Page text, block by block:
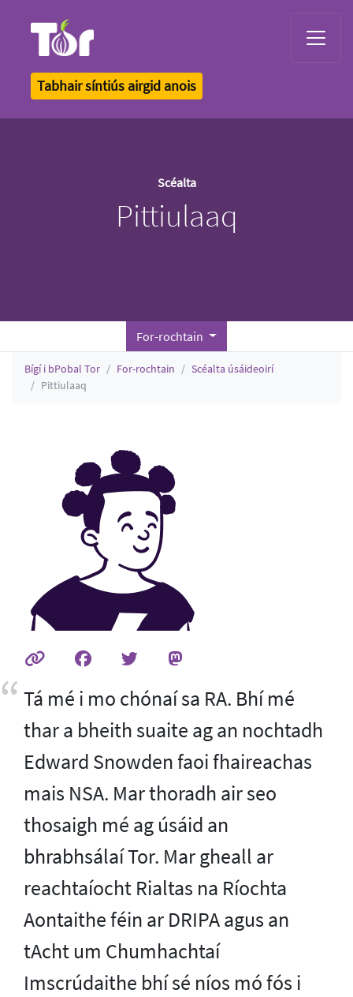
Tabhair síntiús airgid anois
Scéalta
Pittiulaaq
For-rochtain
Bígí i bPobal Tor For-rochtain
Scéalta úsáideoirí
Pittiulaaq
Tá mé i mo chónaí sa RA. Bhí mé
thar a bheith suaite ag an nochtadh
Edward Snowden faoi fhaireachas
mais NSA. Mar thoradh air seo
thosaigh mé ag úsáid an
bhrabhsálaí Tor. Mar gheall ar
reachtaíocht Rialtas na Ríochta
Aontaithe féin ar DRIPA agus an
tAcht um Chumhachtaí
Imscrúdaithe bhí sé níos mó fós i